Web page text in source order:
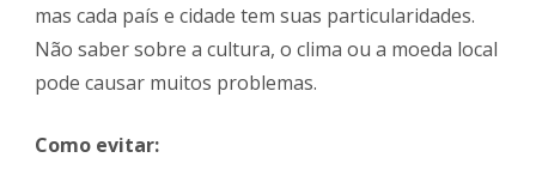
mas cada país e cidade tem suas particularidades.
Não saber sobre a cultura, o clima ou a moeda local
pode causar muitos problemas.
Como evitar: